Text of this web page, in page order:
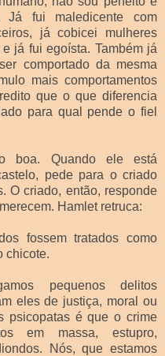
Já fui maledicente com
já cobicei mulheres
já fui egoísta. Também já
comportado da mesma
mais comportamentos
que o que diferencia
para qual pende o fiel
boa. Quando ele está
pede para o criado
O criado, então, responde
Hamlet retruca:
fossem tratados como
chicote.
pequenos delitos
eles de justiça, moral ou
psicopatas é que o crime
em massa, estupro,
Nós, que estamos